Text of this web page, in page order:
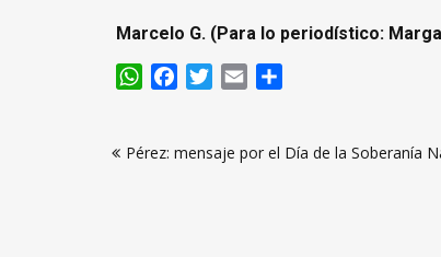
Marcelo G. (Para lo periodístico:
WhatsApp
FacebookTwitter
Email
dePérez: mensaje por el Día de la Soberanía